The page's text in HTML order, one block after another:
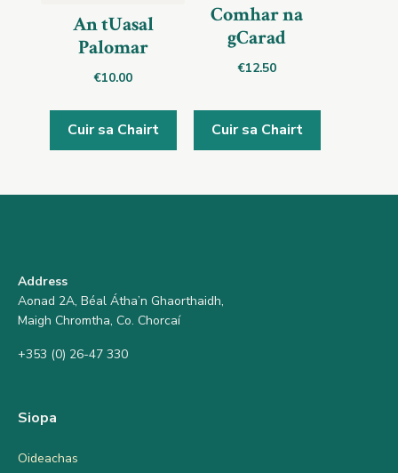
An tUasal
Palomar
€10.00
Cuir sa Chairt
Comhar na
gCarad
€12.50
Cuir sa Chairt
Address
Aonad 2A, Béal Átha’n Ghaorthaidh,
Maigh Chromtha, Co. Chorcaí
+353 (0) 26-47 330
Siopa
Oideachas